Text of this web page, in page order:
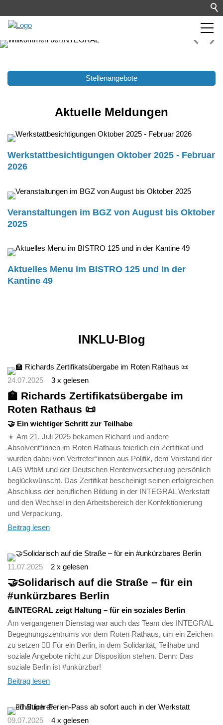
Stellenangebote
Aktuelle Meldungen
Werkstattbesichtigungen Oktober 2025 - Februar
2026
Veranstaltungen im BGZ von August bis Oktober
2025
Aktuelles Menu im BISTRO 125 und in der
Kantine 49
INKLU-Blog
24.07.2025 3 x gelesen
🏫 Richards Zertifikatsübergabe im
Roten Rathaus 📜
🤝 Ein wichtiger Schritt zur Teilhabe
👦 Am 21. Juli 2025 bekamen Richard und andere
Absolvent*innen im Roten Rathaus feierlich ein Zertifikat und
wurden dabei von Vertreter*innen aus Politik, dem Vorstand der
LAG WfbM und der Deutschen Rentenversicherung persönlich
beglückwünscht. Das Zertifikat bescheinigt seinen erfolgreichen
Abschluss der beruflichen Bildung in der INTEGRAL Werkstatt
und den Wechsel in den Arbeitsbereich der Konfektionierung
und Verpackung.
Beitrag lesen
11.07.2025 2 x gelesen
🤝Solidarisch auf die Straße – für ein
#unkürzbares Berlin
💪INTEGRAL zeigt Haltung – für ein soziales Berlin
Am vergangenen Dienstag war auch das Team des INTEGRAL
Begegnungszentrums vor dem Roten Rathaus, um ein Zeichen
zu setzen 🏳️‍🌈 Für ein Berlin, in dem Solidarität, Teilhabe und
soziale Angebote nicht zur Disposition stehen. Denn: Das
soziale Berlin ist #unkürzbar!
Beitrag lesen
09.07.2025 4 x gelesen